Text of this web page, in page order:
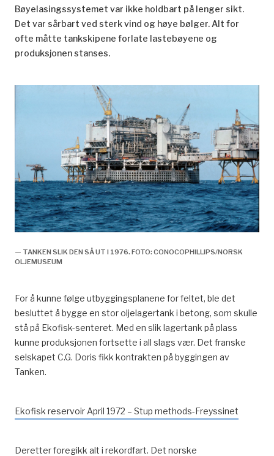
Bøyelasingssystemet var ikke holdbart på lenger sikt.
Det var sårbart ved sterk vind og høye bølger. Alt for
ofte måtte tankskipene forlate lastebøyene og
produksjonen stanses.
— TANKEN SLIK DEN SÅ UT I 1976. FOTO: CONOCOPHILLIPS/NORSK
OLJEMUSEUM
For å kunne følge utbyggingsplanene for feltet, ble det
besluttet å bygge en stor oljelagertank i betong, som skulle
stå på Ekofisk-senteret. Med en slik lagertank på plass
kunne produksjonen fortsette i all slags vær. Det franske
selskapet C.G. Doris fikk kontrakten på byggingen av
Tanken.
Ekofisk reservoir April 1972 – Stup methods-Freyssinet
Deretter foregikk alt i rekordfart. Det norske